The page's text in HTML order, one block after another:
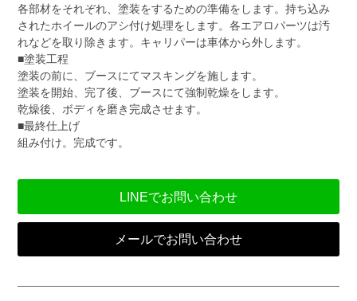
各部材をそれぞれ、塗装をするための準備をします。持ち込み
されたホイールのアシ付け処理をします。各エアロパーツは汚
れなどを取り除きます。キャリパーは車体から外します。
■塗装工程
塗装の前に、ブースにてマスキングを施します。
塗装を開始、完了後、ブースにて強制乾燥をします。
乾燥後、ボディを磨き完成させます。
■最終仕上げ
組み付け。完成です。
LINEでお問い合わせ
メールでお問い合わせ